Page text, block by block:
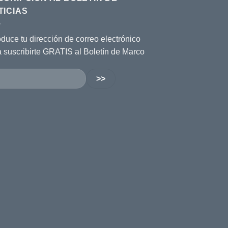
tu dirección de correo electrónico
suscribirte GRATIS al Boletín de Marco